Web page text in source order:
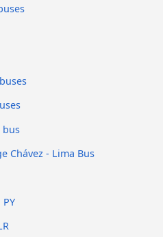
bus
Chávez - Lima Bus